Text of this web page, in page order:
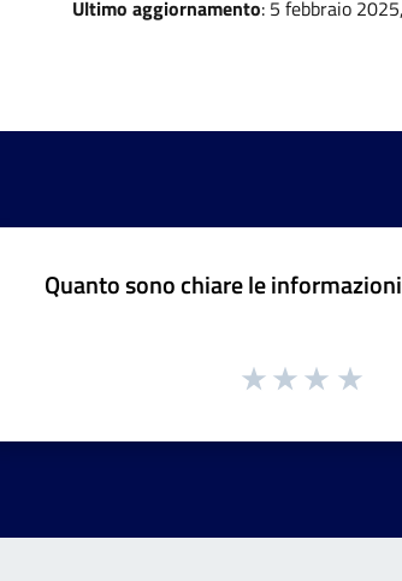
Ultimo aggiornamento: 5 febbraio
Quanto sono chiare le